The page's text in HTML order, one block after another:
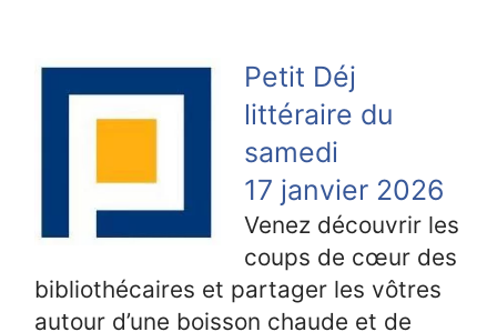
Petit Déj
littéraire du
samedi
17 janvier 2026
Venez découvrir les
coups de cœur des
bibliothécaires et partager les vôtres
autour d’une boisson chaude et de